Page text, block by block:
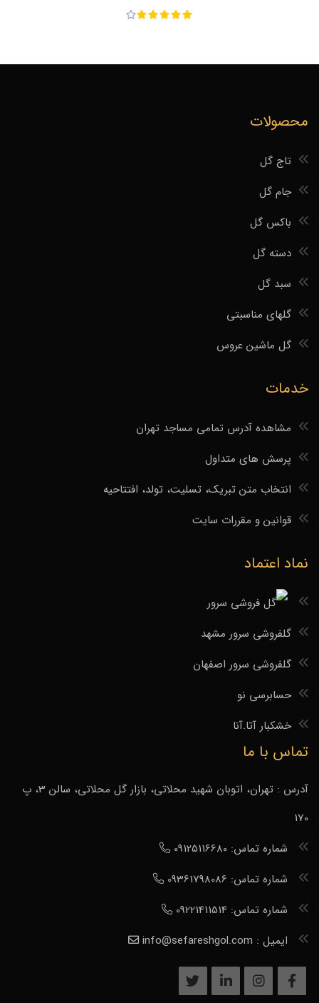
محصولات
تاج گل
جام گل
باکس گل
دسته گل
سبد گل
گلهای مناسبتی
گل ماشین عروس
خدمات
مشاهده آدرس تمامی مساجد تهران
پرسش های متداول
انتخاب متن تبریک، تسلیت، تولد، افتتاحیه
قوانین و مقررات سایت
نماد اعتماد
گلفروشی سرور مشهد
گلفروشی سرور اصفهان
حسابرسی نو
خشکبار آتا.آنا
تماس با ما
آدرس : تهران، اتوبان شهید محلاتی، بازار گل محلاتی، سالن 3، پ
170
شماره تماس: 09125116680
شماره تماس: 09361798086
شماره تماس: 09221411514
ایمیل : info@sefareshgol.com